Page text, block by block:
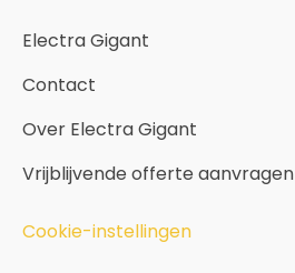
Electra Gigant
Contact
Over Electra Gigant
Vrijblijvende offerte aanvragen
Cookie-instellingen